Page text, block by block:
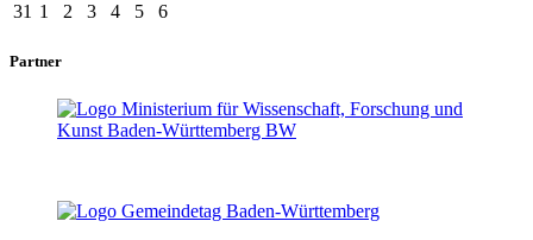
31 1 2 3 4 5 6
Partner